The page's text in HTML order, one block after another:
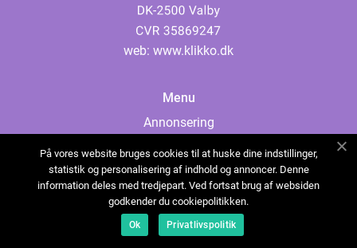
web: www.klikko.dk
Menu
Annonsering
Cookies
Kontakta oss
Sitemap
På vores website bruges cookies til at huske dine indstillinger,
statistik og personalisering af indhold og annoncer. Denne
information deles med tredjepart. Ved fortsat brug af websiden
godkender du cookiepolitikken.
Ok Privatlivspolitik